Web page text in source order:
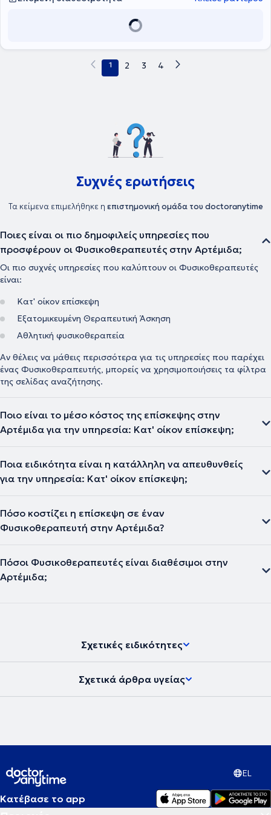
πανεπιστημίου Πατρών. Έχει παρακολουθήσει και συνεχίζει να
παρακολουθεί πλήθος σεμιναρίων και εκπαιδεύσεων σε Ελλάδα
και εξωτερικό. Τέλος έχει εργαστεί σε ομάδες ποδοσφαίρου και
βαρών, πόλο από ερασιτεχνικό μέχρι επαγγελματικό επίπεδο και
αποτελεί μέλος της εκπαιδευτικής ομάδας του Hellenic OMTEdu.
1 2 3 4
Συχνές ερωτήσεις
Τα κείμενα επιμελήθηκε η επιστημονική ομάδα του doctoranytime
Ποιες είναι οι πιο δημοφιλείς υπηρεσίες που
προσφέρουν οι Φυσικοθεραπευτές στην Αρτέμιδα;
Οι πιο συχνές υπηρεσίες που καλύπτουν οι Φυσικοθεραπευτές
είναι:
Κατ' οίκον επίσκεψη
Εξατομικευμένη Θεραπευτική Άσκηση
Αθλητική φυσικοθεραπεία
Αν θέλεις να μάθεις περισσότερα για τις υπηρεσίες που παρέχει
ένας Φυσικοθεραπευτής, μπορείς να χρησιμοποιήσεις τα φίλτρα
της σελίδας αναζήτησης.
Ποιο είναι το μέσο κόστος της επίσκεψης στην
Αρτέμιδα για την υπηρεσία: Κατ' οίκον επίσκεψη;
Ποια ειδικότητα είναι η κατάλληλη να απευθυνθείς
για την υπηρεσία: Κατ' οίκον επίσκεψη;
Πόσο κοστίζει η επίσκεψη σε έναν
Φυσικοθεραπευτή στην Αρτέμιδα?
Πόσοι Φυσικοθεραπευτές είναι διαθέσιμοι στην
Αρτέμιδα;
Σχετικές ειδικότητες
Σχετικά άρθρα υγείας
EL
Κατέβασε το app